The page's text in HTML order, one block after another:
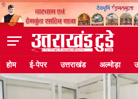
होम ई-पेपर उत्तराखंड अल्मोड़ा